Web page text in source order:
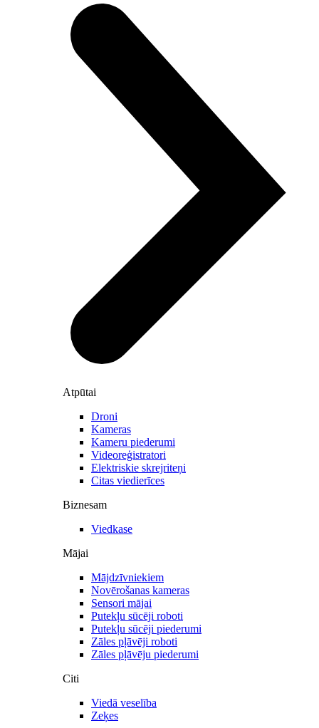
Atpūtai
Droni
Kameras
Kameru piederumi
Videoreģistratori
Elektriskie skrejriteņi
Citas viedierīces
Biznesam
Viedkase
Mājai
Mājdzīvniekiem
Novērošanas kameras
Sensori mājai
Putekļu sūcēji roboti
Putekļu sūcēji piederumi
Zāles pļāvēji roboti
Zāles pļāvēju piederumi
Citi
Viedā veselība
Zeķes